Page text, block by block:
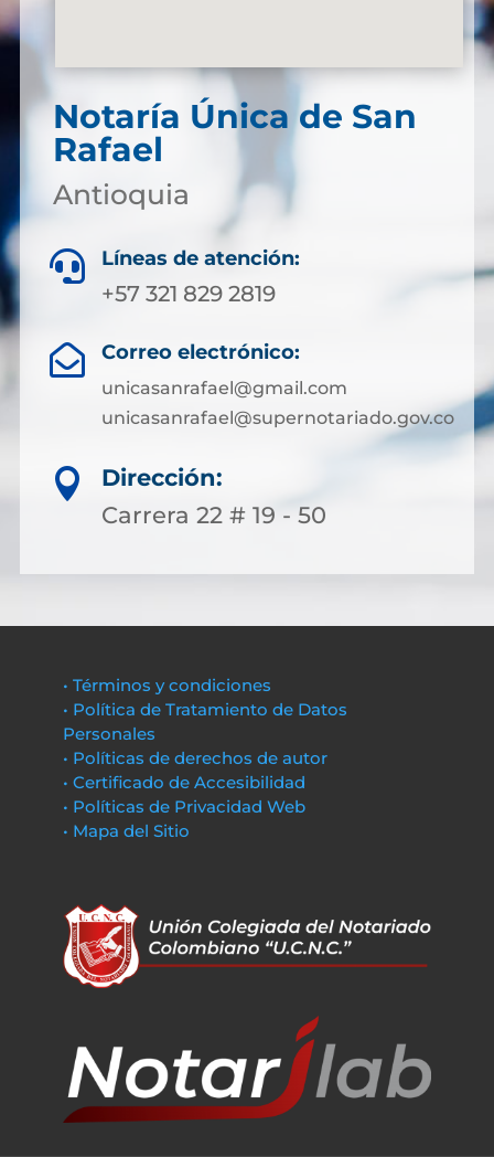
Notaría Única de San
Rafael
Antioquia
 Líneas de atención:
+57 321 829 2819
 Correo electrónico:
unicasanrafael@gmail.com
unicasanrafael@supernotariado.gov.co

Dirección:
Carrera 22 # 19 - 50
• Términos y condiciones
• Política de Tratamiento de Datos
Personales
• Políticas de derechos de autor
• Certificado de Accesibilidad
• Políticas de Privacidad Web
• Mapa del Sitio